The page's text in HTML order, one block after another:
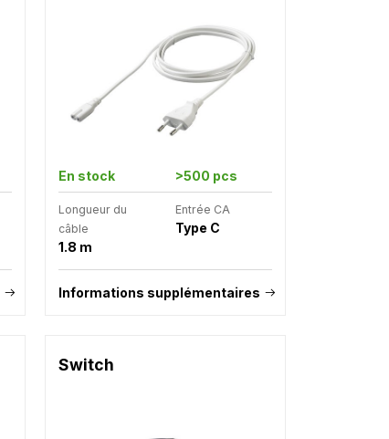
En stock >500 pcs
Longueur du
câble
1.8 m
Entrée CA
Type C
Informations supplémentaires
Switch